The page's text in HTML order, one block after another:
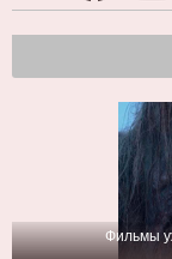
Фильмы